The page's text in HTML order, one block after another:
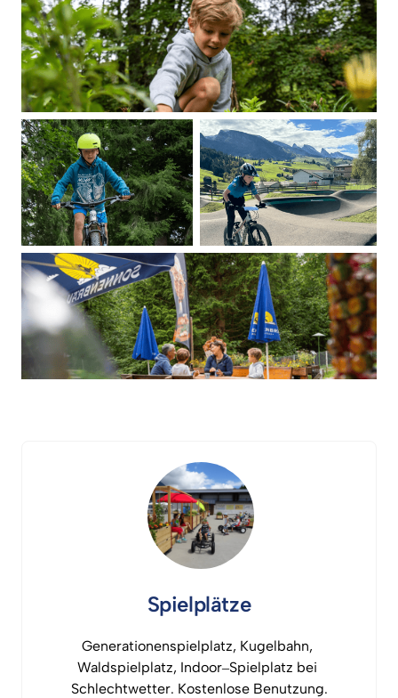
Spielplätze
Generationenspielplatz,
Waldspielplatz, Indoor‒Spielplatz
Schlechtwetter. Kostenlose Benutzung.